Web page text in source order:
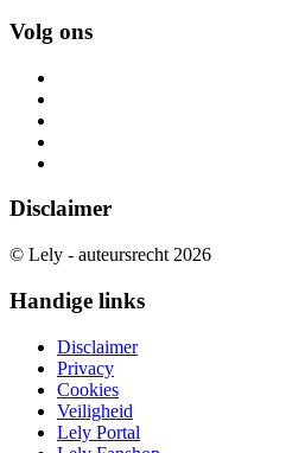
Volg ons
Disclaimer
© Lely - auteursrecht 2026
Handige links
Disclaimer
Privacy
Cookies
Veiligheid
Lely Portal